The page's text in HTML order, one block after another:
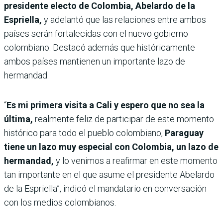
presidente electo de Colombia, Abelardo de la
Espriella, y adelantó que las relaciones entre ambos
países serán fortalecidas con el nuevo gobierno
colombiano. Destacó además que históricamente
ambos países mantienen un importante lazo de
hermandad.
“Es mi primera visita a Cali y espero que no sea la
última, realmente feliz de participar de este momento
histórico para todo el pueblo colombiano, Paraguay
tiene un lazo muy especial con Colombia, un lazo de
hermandad, y lo venimos a reafirmar en este momento
tan importante en el que asume el presidente Abelardo
de la Espriella”, indicó el mandatario en conversación
con los medios colombianos.